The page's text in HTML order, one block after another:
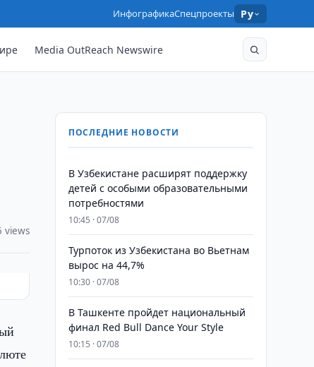
ИнфографикаСпецпроекты Ру
Media OutReach Newswire
views
ПОСЛЕДНИЕ НОВОСТИ
В Узбекистане расширят поддержку
детей с особыми образовательными
потребностями
10:45 · 07/08
Турпоток из Узбекистана во Вьетнам
вырос на 44,7%
10:30 · 07/08
В Ташкенте пройдет национальный
финал Red Bull Dance Your Style
10:15 · 07/08